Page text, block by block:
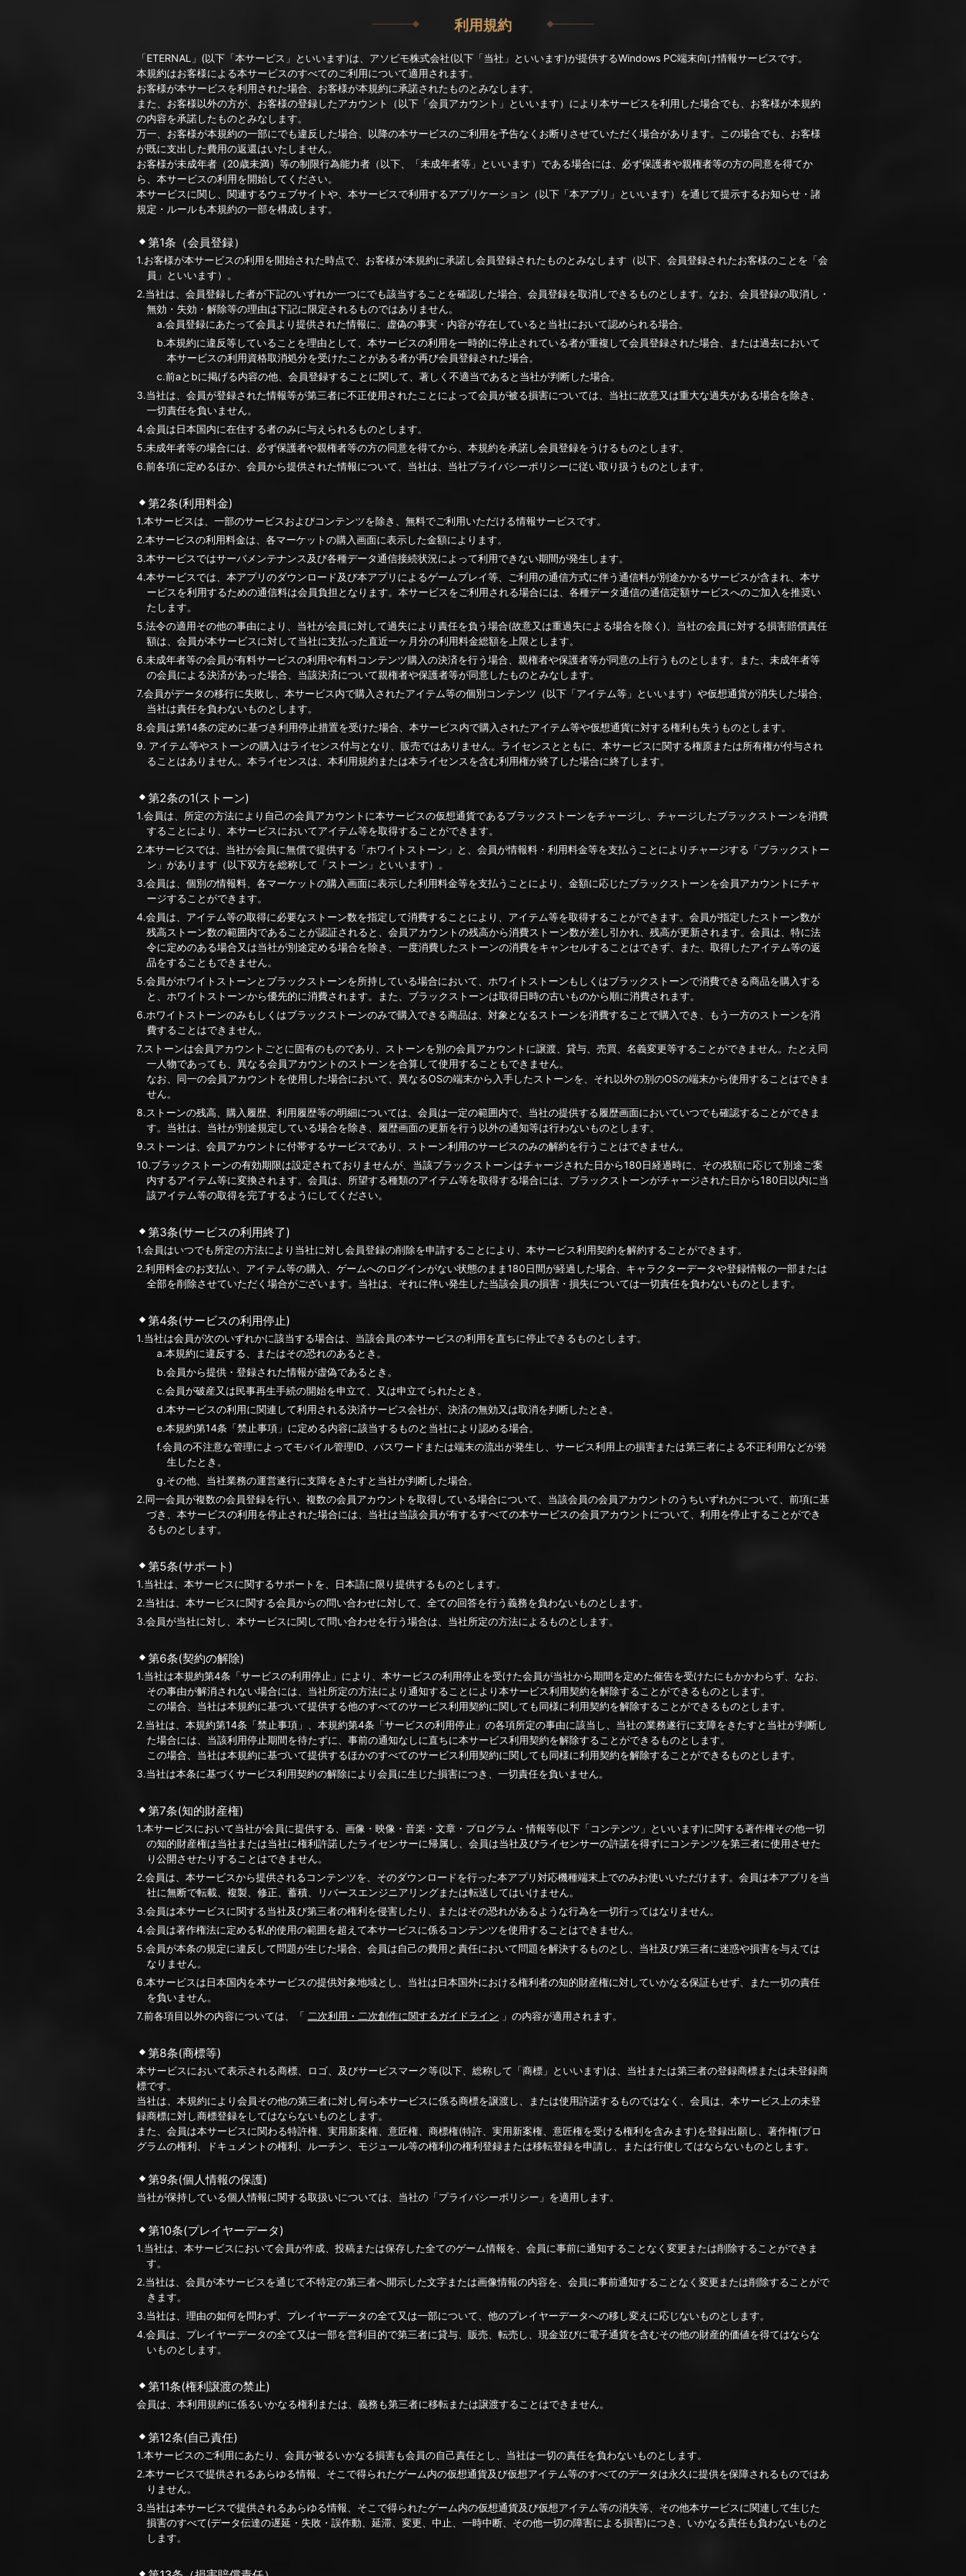
利用規約
「ETERNAL」(以下「本サービス」といいます)は、アソビモ株式会社(以下「当社」といいます)が提供するWindows PC端末向け情報サービスです。
本規約はお客様による本サービスのすべてのご利用について適用されます。
お客様が本サービスを利用された場合、お客様が本規約に承諾されたものとみなします。
また、お客様以外の方が、お客様の登録したアカウント（以下「会員アカウント」といいます）により本サービスを利用した場合でも、お客様が本規約
の内容を承諾したものとみなします。
万一、お客様が本規約の一部にでも違反した場合、以降の本サービスのご利用を予告なくお断りさせていただく場合があります。この場合でも、お客様
が既に支出した費用の返還はいたしません。
お客様が未成年者（20歳未満）等の制限行為能力者（以下、「未成年者等」といいます）である場合には、必ず保護者や親権者等の方の同意を得てか
ら、本サービスの利用を開始してください。
本サービスに関し、関連するウェブサイトや、本サービスで利用するアプリケーション（以下「本アプリ」といいます）を通じて提示するお知らせ・諸
規定・ルールも本規約の一部を構成します。
第1条（会員登録）
1.お客様が本サービスの利用を開始された時点で、お客様が本規約に承諾し会員登録されたものとみなします（以下、会員登録されたお客様のことを「会
員」といいます）。
2.当社は、会員登録した者が下記のいずれか一つにでも該当することを確認した場合、会員登録を取消しできるものとします。なお、会員登録の取消し・
無効・失効・解除等の理由は下記に限定されるものではありません。
a.会員登録にあたって会員より提供された情報に、虚偽の事実・内容が存在していると当社において認められる場合。
b.本規約に違反等していることを理由として、本サービスの利用を一時的に停止されている者が重複して会員登録された場合、または過去において
本サービスの利用資格取消処分を受けたことがある者が再び会員登録された場合。
c.前aとbに掲げる内容の他、会員登録することに関して、著しく不適当であると当社が判断した場合。
3.当社は、会員が登録された情報等が第三者に不正使用されたことによって会員が被る損害については、当社に故意又は重大な過失がある場合を除き、
一切責任を負いません。
4.会員は日本国内に在住する者のみに与えられるものとします。
5.未成年者等の場合には、必ず保護者や親権者等の方の同意を得てから、本規約を承諾し会員登録をうけるものとします。
6.前各項に定めるほか、会員から提供された情報について、当社は、当社プライバシーポリシーに従い取り扱うものとします。
第2条(利用料金)
1.本サービスは、一部のサービスおよびコンテンツを除き、無料でご利用いただける情報サービスです。
2.本サービスの利用料金は、各マーケットの購入画面に表示した金額によります。
3.本サービスではサーバメンテナンス及び各種データ通信接続状況によって利用できない期間が発生します。
4.本サービスでは、本アプリのダウンロード及び本アプリによるゲームプレイ等、ご利用の通信方式に伴う通信料が別途かかるサービスが含まれ、本サ
ービスを利用するための通信料は会員負担となります。本サービスをご利用される場合には、各種データ通信の通信定額サービスへのご加入を推奨い
たします。
5.法令の適用その他の事由により、当社が会員に対して過失により責任を負う場合(故意又は重過失による場合を除く)、当社の会員に対する損害賠償責任
額は、会員が本サービスに対して当社に支払った直近一ヶ月分の利用料金総額を上限とします。
6.未成年者等の会員が有料サービスの利用や有料コンテンツ購入の決済を行う場合、親権者や保護者等が同意の上行うものとします。また、未成年者等
の会員による決済があった場合、当該決済について親権者や保護者等が同意したものとみなします。
7.会員がデータの移行に失敗し、本サービス内で購入されたアイテム等の個別コンテンツ（以下「アイテム等」といいます）や仮想通貨が消失した場合、
当社は責任を負わないものとします。
8.会員は第14条の定めに基づき利用停止措置を受けた場合、本サービス内で購入されたアイテム等や仮想通貨に対する権利も失うものとします。
9. アイテム等やストーンの購入はライセンス付与となり、販売ではありません。ライセンスとともに、本サービスに関する権原または所有権が付与され
ることはありません。本ライセンスは、本利用規約または本ライセンスを含む利用権が終了した場合に終了します。
第2条の1(ストーン)
1.会員は、所定の方法により自己の会員アカウントに本サービスの仮想通貨であるブラックストーンをチャージし、チャージしたブラックストーンを消費
することにより、本サービスにおいてアイテム等を取得することができます。
2.本サービスでは、当社が会員に無償で提供する「ホワイトストーン」と、会員が情報料・利用料金等を支払うことによりチャージする「ブラックストー
ン」があります（以下双方を総称して「ストーン」といいます）。
3.会員は、個別の情報料、各マーケットの購入画面に表示した利用料金等を支払うことにより、金額に応じたブラックストーンを会員アカウントにチャ
ージすることができます。
4.会員は、アイテム等の取得に必要なストーン数を指定して消費することにより、アイテム等を取得することができます。会員が指定したストーン数が
残高ストーン数の範囲内であることが認証されると、会員アカウントの残高から消費ストーン数が差し引かれ、残高が更新されます。会員は、特に法
令に定めのある場合又は当社が別途定める場合を除き、一度消費したストーンの消費をキャンセルすることはできず、また、取得したアイテム等の返
品をすることもできません。
5.会員がホワイトストーンとブラックストーンを所持している場合において、ホワイトストーンもしくはブラックストーンで消費できる商品を購入する
と、ホワイトストーンから優先的に消費されます。また、ブラックストーンは取得日時の古いものから順に消費されます。
6.ホワイトストーンのみもしくはブラックストーンのみで購入できる商品は、対象となるストーンを消費することで購入でき、もう一方のストーンを消
費することはできません。
7.ストーンは会員アカウントごとに固有のものであり、ストーンを別の会員アカウントに譲渡、貸与、売買、名義変更等することができません。たとえ同
一人物であっても、異なる会員アカウントのストーンを合算して使用することもできません。
なお、同一の会員アカウントを使用した場合において、異なるOSの端末から入手したストーンを、それ以外の別のOSの端末から使用することはできま
せん。
8.ストーンの残高、購入履歴、利用履歴等の明細については、会員は一定の範囲内で、当社の提供する履歴画面においていつでも確認することができま
す。当社は、当社が別途規定している場合を除き、履歴画面の更新を行う以外の通知等は行わないものとします。
9.ストーンは、会員アカウントに付帯するサービスであり、ストーン利用のサービスのみの解約を行うことはできません。
10.ブラックストーンの有効期限は設定されておりませんが、当該ブラックストーンはチャージされた日から180日経過時に、その残額に応じて別途ご案
内するアイテム等に変換されます。会員は、所望する種類のアイテム等を取得する場合には、ブラックストーンがチャージされた日から180日以内に当
該アイテム等の取得を完了するようにしてください。
第3条(サービスの利用終了)
1.会員はいつでも所定の方法により当社に対し会員登録の削除を申請することにより、本サービス利用契約を解約することができます。
2.利用料金のお支払い、アイテム等の購入、ゲームへのログインがない状態のまま180日間が経過した場合、キャラクターデータや登録情報の一部または
全部を削除させていただく場合がございます。当社は、それに伴い発生した当該会員の損害・損失については一切責任を負わないものとします。
第4条(サービスの利用停止)
1.当社は会員が次のいずれかに該当する場合は、当該会員の本サービスの利用を直ちに停止できるものとします。
a.本規約に違反する、またはその恐れのあるとき。
b.会員から提供・登録された情報が虚偽であるとき。
c.会員が破産又は民事再生手続の開始を申立て、又は申立てられたとき。
d.本サービスの利用に関連して利用される決済サービス会社が、決済の無効又は取消を判断したとき。
e.本規約第14条「禁止事項」に定める内容に該当するものと当社により認める場合。
f.会員の不注意な管理によってモバイル管理ID、パスワードまたは端末の流出が発生し、サービス利用上の損害または第三者による不正利用などが発
生したとき。
g.その他、当社業務の運営遂行に支障をきたすと当社が判断した場合。
2.同一会員が複数の会員登録を行い、複数の会員アカウントを取得している場合について、当該会員の会員アカウントのうちいずれかについて、前項に基
づき、本サービスの利用を停止された場合には、当社は当該会員が有するすべての本サービスの会員アカウントについて、利用を停止することができ
るものとします。
第5条(サポート)
1.当社は、本サービスに関するサポートを、日本語に限り提供するものとします。
2.当社は、本サービスに関する会員からの問い合わせに対して、全ての回答を行う義務を負わないものとします。
3.会員が当社に対し、本サービスに関して問い合わせを行う場合は、当社所定の方法によるものとします。
第6条(契約の解除)
1.当社は本規約第4条「サービスの利用停止」により、本サービスの利用停止を受けた会員が当社から期間を定めた催告を受けたにもかかわらず、なお、
その事由が解消されない場合には、当社所定の方法により通知することにより本サービス利用契約を解除することができるものとします。
この場合、当社は本規約に基づいて提供する他のすべてのサービス利用契約に関しても同様に利用契約を解除することができるものとします。
2.当社は、本規約第14条「禁止事項」、本規約第4条「サービスの利用停止」の各項所定の事由に該当し、当社の業務遂行に支障をきたすと当社が判断し
た場合には、当該利用停止期間を待たずに、事前の通知なしに直ちに本サービス利用契約を解除することができるものとします。
この場合、当社は本規約に基づいて提供するほかのすべてのサービス利用契約に関しても同様に利用契約を解除することができるものとします。
3.当社は本条に基づくサービス利用契約の解除により会員に生じた損害につき、一切責任を負いません。
第7条(知的財産権)
1.本サービスにおいて当社が会員に提供する、画像・映像・音楽・文章・プログラム・情報等(以下「コンテンツ」といいます)に関する著作権その他一切
の知的財産権は当社または当社に権利許諾したライセンサーに帰属し、会員は当社及びライセンサーの許諾を得ずにコンテンツを第三者に使用させた
り公開させたりすることはできません。
2.会員は、本サービスから提供されるコンテンツを、そのダウンロードを行った本アプリ対応機種端末上でのみお使いいただけます。会員は本アプリを当
社に無断で転載、複製、修正、蓄積、リバースエンジニアリングまたは転送してはいけません。
3.会員は本サービスに関する当社及び第三者の権利を侵害したり、またはその恐れがあるような行為を一切行ってはなりません。
4.会員は著作権法に定める私的使用の範囲を超えて本サービスに係るコンテンツを使用することはできません。
5.会員が本条の規定に違反して問題が生じた場合、会員は自己の費用と責任において問題を解決するものとし、当社及び第三者に迷惑や損害を与えては
なりません。
6.本サービスは日本国内を本サービスの提供対象地域とし、当社は日本国外における権利者の知的財産権に対していかなる保証もせず、また一切の責任
を負いません。
7.前各項目以外の内容については、「 二次利用・二次創作に関するガイドライン 」の内容が適用されます。
第8条(商標等)
本サービスにおいて表示される商標、ロゴ、及びサービスマーク等(以下、総称して「商標」といいます)は、当社または第三者の登録商標または未登録商
標です。
当社は、本規約により会員その他の第三者に対し何ら本サービスに係る商標を譲渡し、または使用許諾するものではなく、会員は、本サービス上の未登
録商標に対し商標登録をしてはならないものとします。
また、会員は本サービスに関わる特許権、実用新案権、意匠権、商標権(特許、実用新案権、意匠権を受ける権利を含みます)を登録出願し、著作権(プロ
グラムの権利、ドキュメントの権利、ルーチン、モジュール等の権利)の権利登録または移転登録を申請し、または行使してはならないものとします。
第9条(個人情報の保護)
当社が保持している個人情報に関する取扱いについては、当社の「プライバシーポリシー」を適用します。
第10条(プレイヤーデータ)
1.当社は、本サービスにおいて会員が作成、投稿または保存した全てのゲーム情報を、会員に事前に通知することなく変更または削除することができま
す。
2.当社は、会員が本サービスを通じて不特定の第三者へ開示した文字または画像情報の内容を、会員に事前通知することなく変更または削除することがで
きます。
3.当社は、理由の如何を問わず、プレイヤーデータの全て又は一部について、他のプレイヤーデータへの移し変えに応じないものとします。
4.会員は、プレイヤーデータの全て又は一部を営利目的で第三者に貸与、販売、転売し、現金並びに電子通貨を含むその他の財産的価値を得てはならな
いものとします。
第11条(権利譲渡の禁止)
会員は、本利用規約に係るいかなる権利または、義務も第三者に移転または譲渡することはできません。
第12条(自己責任)
1.本サービスのご利用にあたり、会員が被るいかなる損害も会員の自己責任とし、当社は一切の責任を負わないものとします。
2.本サービスで提供されるあらゆる情報、そこで得られたゲーム内の仮想通貨及び仮想アイテム等のすべてのデータは永久に提供を保障されるものではあ
りません。
3.当社は本サービスで提供されるあらゆる情報、そこで得られたゲーム内の仮想通貨及び仮想アイテム等の消失等、その他本サービスに関連して生じた
損害のすべて(データ伝達の遅延・失敗・誤作動、延滞、変更、中止、一時中断、その他一切の障害による損害)につき、いかなる責任も負わないものと
します。